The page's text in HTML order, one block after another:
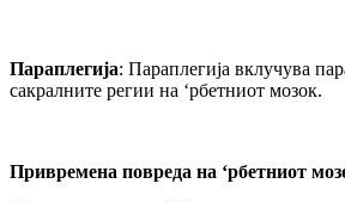
Параплегија: Параплегија вклучува
сакралните регии на ‘рбетниот мозок.
Привремена повреда на ‘рбетниот